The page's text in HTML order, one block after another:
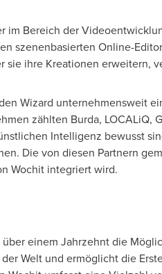
im Bereich der
szenenbasierten Online-Editor
sie ihre Kreationen erweitern,
Wizard unternehmensweit
zählten Burda, LOCALiQ,
Intelligenz bewusst
Die von diesen Partnern
Wochit integriert wird.
einem Jahrzehnt die
Welt und ermöglicht die